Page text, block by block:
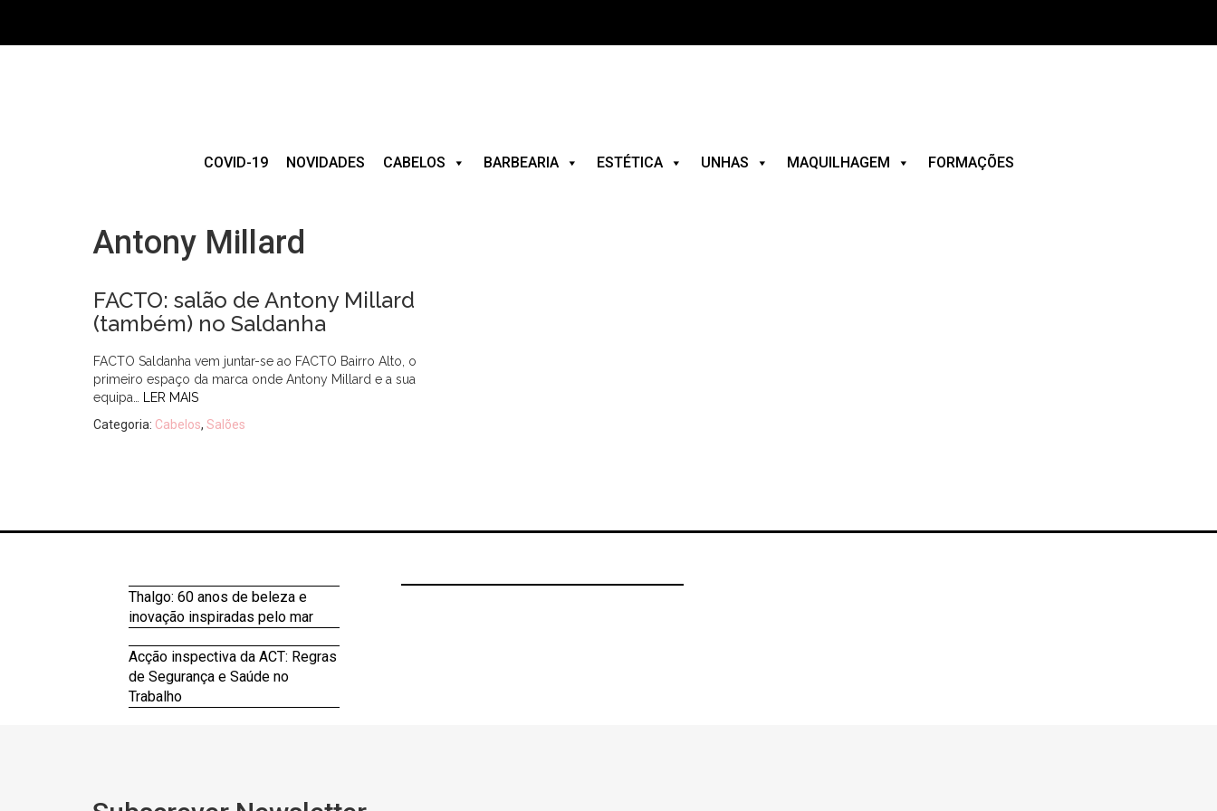
COVID-19 NOVIDADES CABELOS BARBEARIA ESTÉTICA UNHAS MAQUILHAGEM FORMAÇÕES
Antony Millard
FACTO: salão de Antony Millard
(também) no Saldanha
FACTO Saldanha vem juntar-se ao FACTO Bairro Alto, o
primeiro espaço da marca onde Antony Millard e a sua
equipa…
LER MAIS
Categoria: Cabelos, Salões
Thalgo: 60 anos de beleza e
inovação inspiradas pelo mar
Acção inspectiva da ACT: Regras
de Segurança e Saúde no
Trabalho